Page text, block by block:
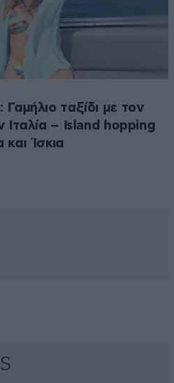
ταξίδι με τον
Ιταλία – Island hopping
Ίσκια